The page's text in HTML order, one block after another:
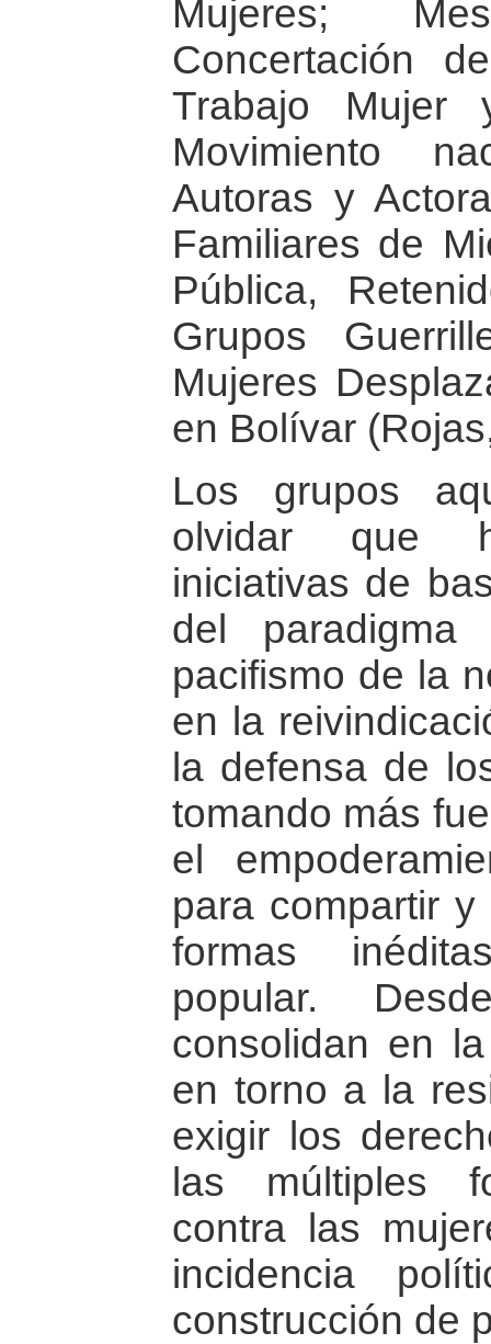
Mujeres;
Concertación
Trabajo Mujer
Movimiento
Autoras y
Familiares de
Pública,
Grupos
Mujeres
en Bolívar
Los grupos
olvidar que
iniciativas de
del
pacifismo de la
en la
la defensa de
tomando más
el
para compartir
formas
popular.
consolidan en
en torno a la
exigir los
las múltiples
contra las
incidencia
construcción de